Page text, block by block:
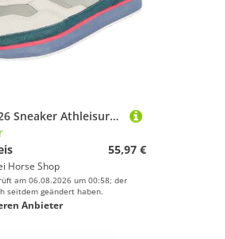
Pikeur FS26 Sneaker Athleisure Damen
55,97 €
Horse Shop
am 06.08.2026 um 00:58; der
seitdem geändert haben.
Anbieter